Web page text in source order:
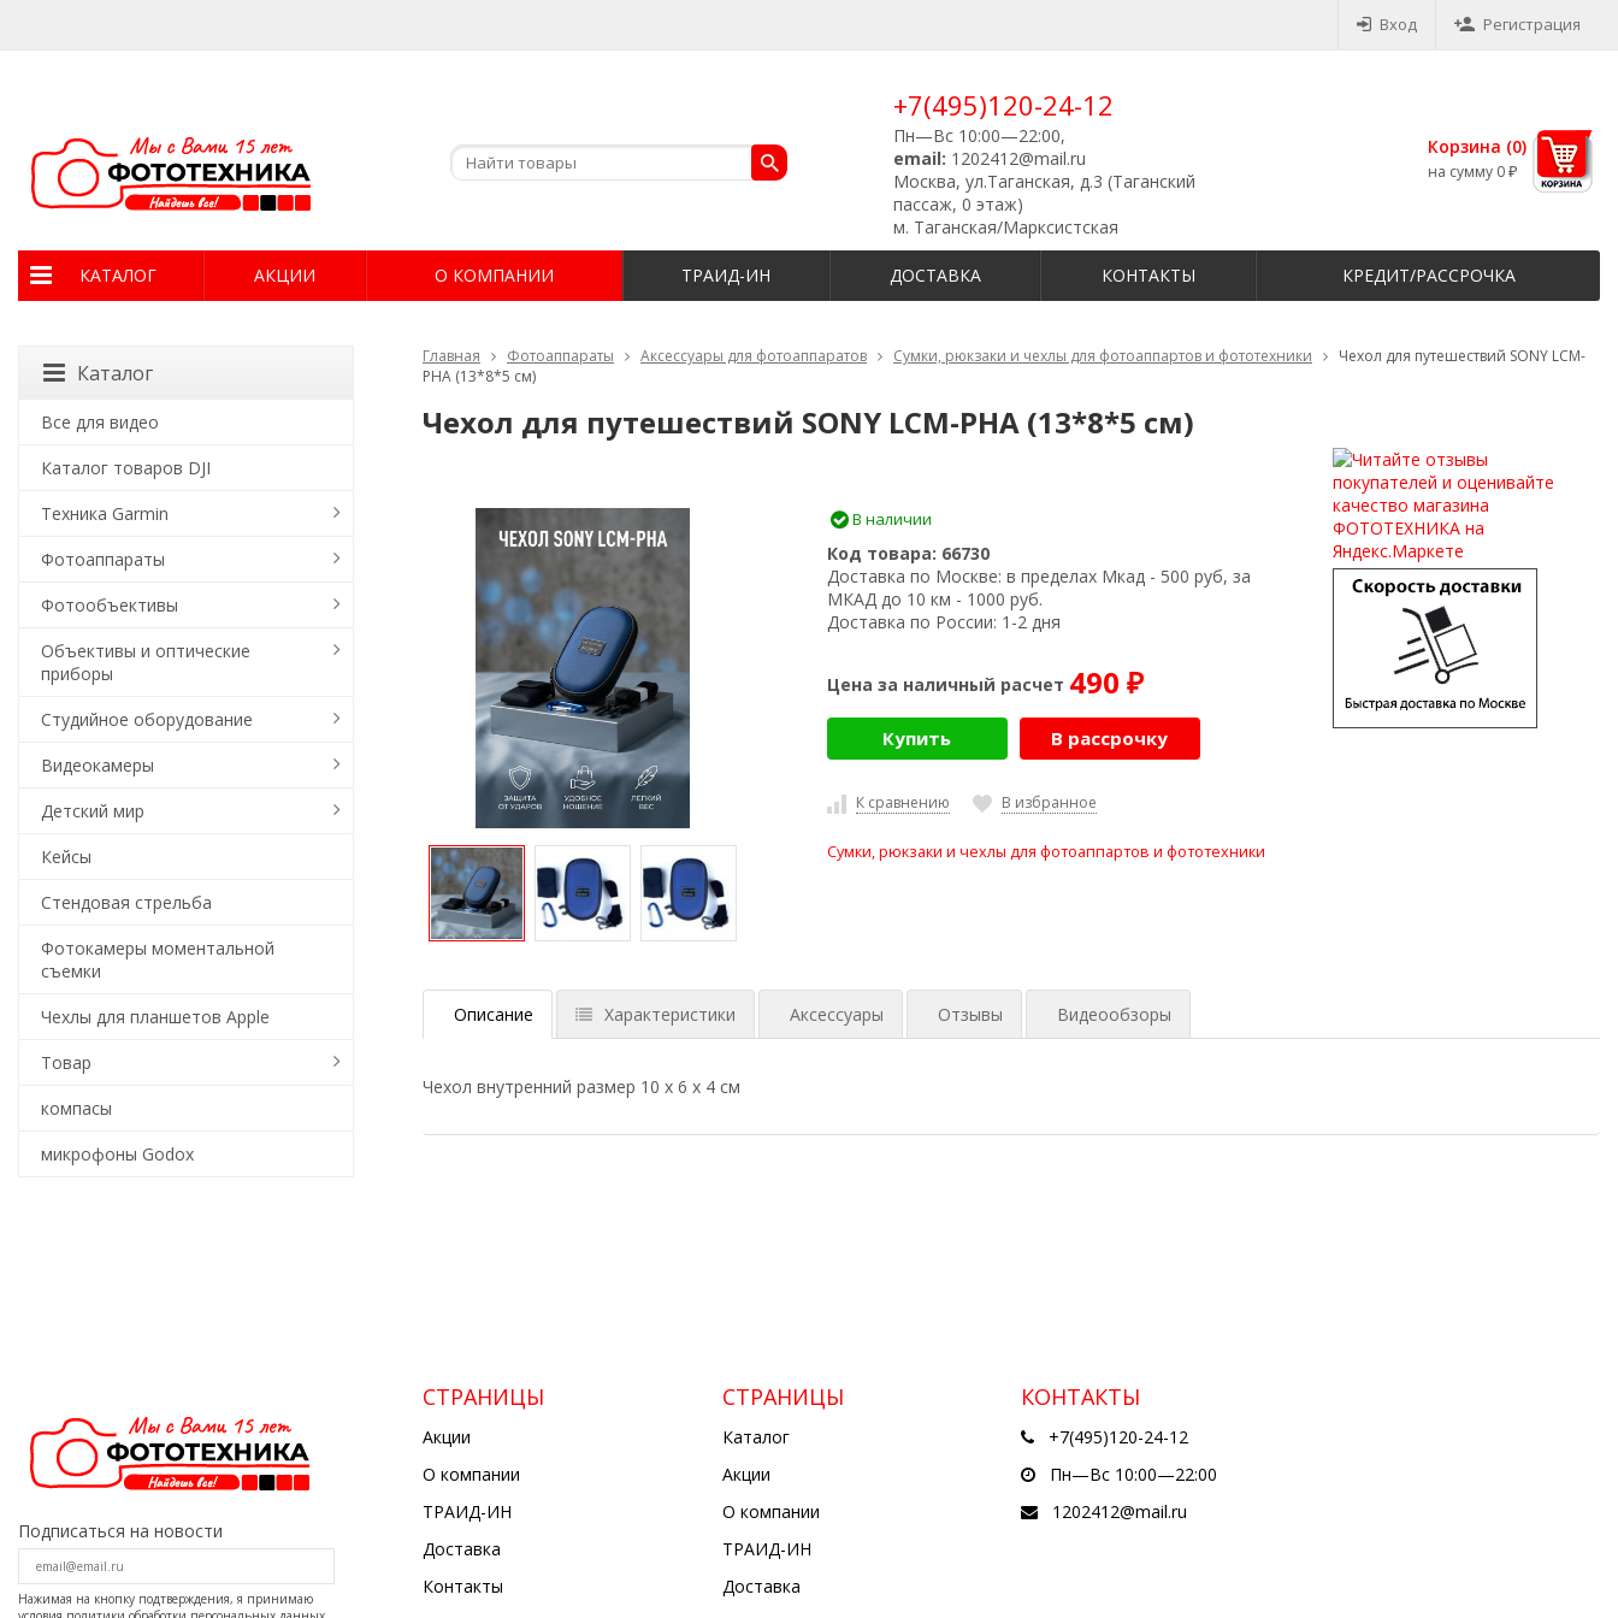
Вход Регистрация
+7(495)120-24-12
Пн—Вс 10:00—22:00,
email: 1202412@mail.ru
Москва, ул.Таганская, д.3 (Таганский
пассаж, 0 этаж)
м. Таганская/Марксистская
Корзина (0)
на сумму 0 ₽
КАТАЛОГ АКЦИИ О КОМПАНИИ ТРАИД-ИН ДОСТАВКА КОНТАКТЫ КРЕДИТ/РАССРОЧКА
Главная Фотоаппараты Аксессуары для фотоаппаратов Сумки, рюкзаки и чехлы для фотоаппартов и фототехники
Чехол для путешествий SONY LCM-
PHA (13*8*5 см)
Чехол для путешествий SONY LCM-PHA (13*8*5 см)
В наличии
Код товара: 66730
Доставка по Москве: в пределах Мкад - 500 руб, за
МКАД до 10 км - 1000 руб.
Доставка по России: 1-2 дня
Цена за наличный расчет 490 ₽
Купить В рассрочку
К сравнению В избранное
Сумки, рюкзаки и чехлы для фотоаппартов и фототехники
Описание Характеристики Аксессуары Отзывы Видеообзоры
Чехол внутренний размер 10 х 6 х 4 см
Каталог
Все для видео
Каталог товаров DJI
Техника Garmin
Фотоаппараты
Фотообъективы
Объективы и оптические
приборы
Студийное оборудование
Видеокамеры
Детский мир
Кейсы
Стендовая стрельба
Фотокамеры моментальной
съемки
Чехлы для планшетов Apple
Товар
компасы
микрофоны Godox
Подписаться на новости
Нажимая на кнопку подтверждения, я принимаю
СТРАНИЦЫ
Акции
О компании
ТРАИД-ИН
Доставка
Контакты
СТРАНИЦЫ
Каталог
Акции
О компании
ТРАИД-ИН
Доставка
КОНТАКТЫ
+7(495)120-24-12
Пн—Вс 10:00—22:00
1202412@mail.ru